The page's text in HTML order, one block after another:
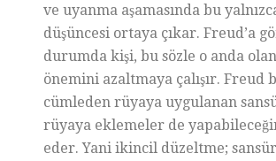
ve uyanma aşamasında bu
düşüncesi ortaya çıkar. Freud’a
durumda kişi, bu sözle o anda
önemini azaltmaya çalışır. Freud
cümleden rüyaya uygulanan
rüyaya eklemeler de
eder. Yani ikincil düzeltme;